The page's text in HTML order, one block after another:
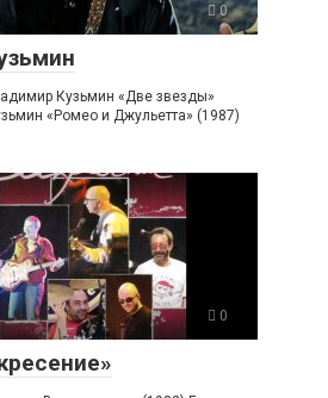
0
Кузьмин «Две звезды»
«Ромео и Джульетта» (1987)
0